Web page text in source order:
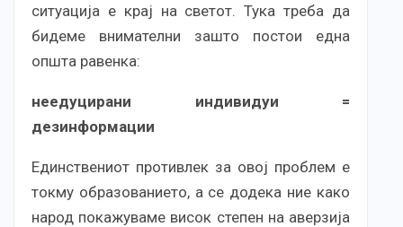
ситуација е крај на светот. Тука треба да
бидеме внимателни зашто постои една
општа равенка:
неедуцирани индивидуи =
дезинформации
Единствениот противлек за овој проблем е
токму образованието, а се додека ние како
народ покажуваме висок степен на аверзија